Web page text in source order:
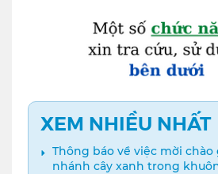
XEM NHIỀU NHẤT
Thông báo về việc mời chào
nhánh cây xanh trong